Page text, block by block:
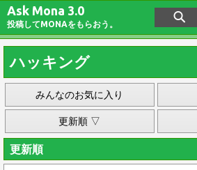
Ask Mona 3.0
投稿してMONAをもらおう。
ハッキング
みんなのお気に入り
更新順 ▽
更新順